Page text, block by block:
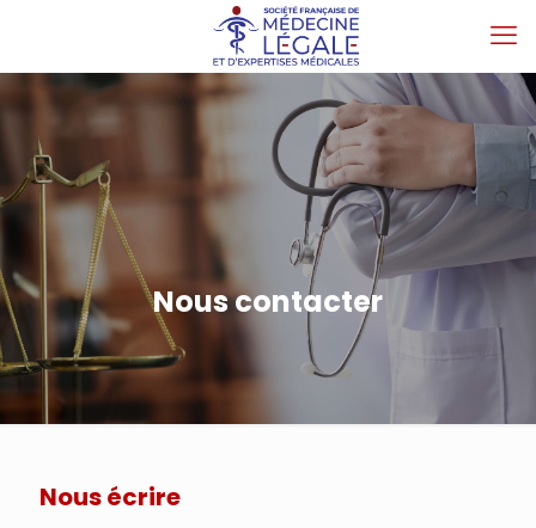
Nous contacter
Nous écrire